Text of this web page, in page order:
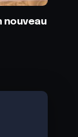
nouveau